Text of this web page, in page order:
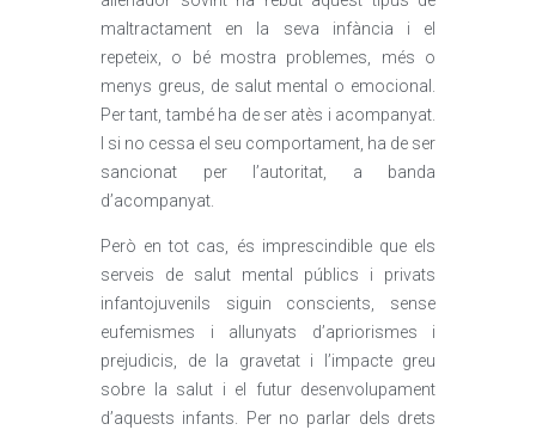
maltractament en la seva infància i el
repeteix, o bé mostra problemes, més o
menys greus, de salut mental o emocional.
Per tant, també ha de ser atès i acompanyat.
I si no cessa el seu comportament, ha de ser
sancionat per l’autoritat, a banda
d’acompanyat.
Però en tot cas, és imprescindible que els
serveis de salut mental públics i privats
infantojuvenils siguin conscients, sense
eufemismes i allunyats d’apriorismes i
prejudicis, de la gravetat i l’impacte greu
sobre la salut i el futur desenvolupament
d’aquests infants. Per no parlar dels drets